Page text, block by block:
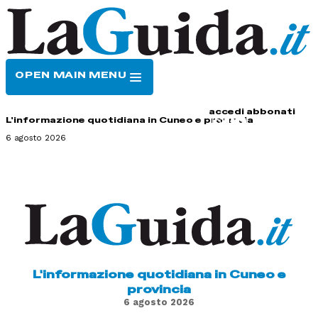
OPEN MAIN MENU
accedi abbonati
L'informazione quotidiana in Cuneo e provincia
6 agosto 2026
L'informazione quotidiana in Cuneo e
provincia
6 agosto 2026